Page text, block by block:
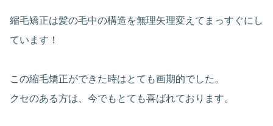
縮毛矯正は髪の毛中の構造を無理矢理変えてまっすぐにし
ています！
この縮毛矯正ができた時はとても画期的でした。
クセのある方は、今でもとても喜ばれております。